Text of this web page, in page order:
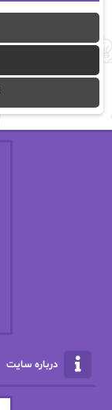
آوا موسوی
آیدا باقری
ا_اصغر زاده
اریک مورگنشترن
الناز محمدی
درباره سایت